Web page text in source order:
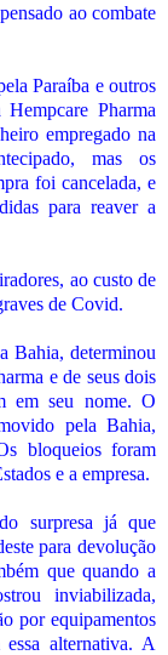
ao combate
Paraíba e outros
Pharma
empregado na
mas os
foi cancelada, e
para reaver a
ao custo de
de Covid.
Bahia, determinou
e de seus dois
em seu nome. O
pela Bahia,
bloqueios foram
e a empresa.
surpresa já que
para devolução
que quando a
inviabilizada,
por equipamentos
alternativa. A